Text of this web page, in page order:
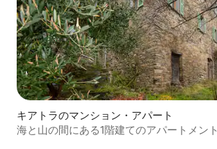
キアトラのマンション・アパート
海と山の間にある1階建てのアパートメント